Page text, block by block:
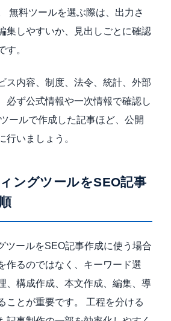
無料ツールを選ぶ際は、出力さ
集しやすいか、見出しごとに確認
す。
ス内容、制度、法令、統計、外部
必ず公式情報や一次情報で確認し
ールで作成した記事ほど、公開
行いましょう。
ングツールをSEO記事
ツールをSEO記事作成に使う場合
作るのではなく、キーワード選
、構成作成、本文作成、編集、導
ことが重要です。 工程を分ける